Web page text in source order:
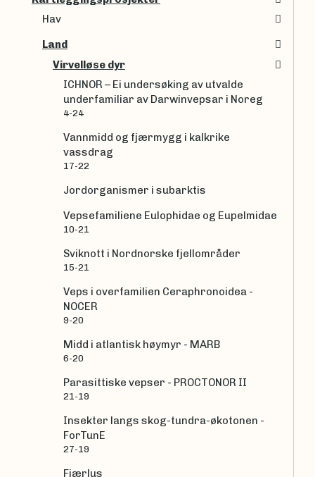
Hav
Land
Virvelløse dyr
ICHNOR – Ei undersøking av utvalde
underfamiliar av Darwinvepsar i Noreg
4-24
Vannmidd og fjærmygg i kalkrike
vassdrag
17-22
Jordorganismer i subarktis
Vepsefamiliene Eulophidae og Eupelmidae
10-21
Sviknott i Nordnorske fjellområder
15-21
Veps i overfamilien Ceraphronoidea -
NOCER
9-20
Midd i atlantisk høymyr - MARB
6-20
Parasittiske vepser - PROCTONOR II
21-19
Insekter langs skog-tundra-økotonen -
ForTunE
27-19
Fjærlus